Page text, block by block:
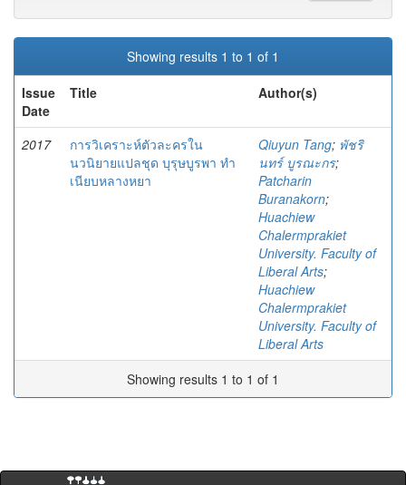
Showing results 1 to 1 of 1
Issue
Date
Title Author(s)
2017
การวิเคราะห์ตัวละครใน
นวนิยายแปลชุด บุรุษบูรพา ทำ
เนียบหลางหยา
Qiuyun Tang; พัชริ
นทร์ บูรณะกร;
Patcharin
Buranakorn;
Huachiew
Chalermprakiet
University. Faculty of
Liberal Arts;
Huachiew
Chalermprakiet
University. Faculty of
Liberal Arts
Showing results 1 to 1 of 1